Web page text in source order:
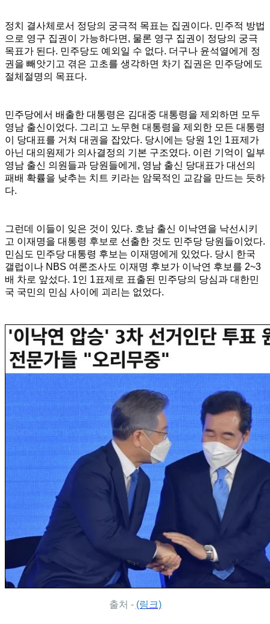
정치 결사체로서 정당의 궁극적 목표는 집권이다. 민주적 방법
으로 영구 집권이 가능하다면, 물론 영구 집권이 정당의 궁극
목표가 된다. 민주당도 예외일 수 없다. 더구나 윤석열에게 정
권을 빼앗기고 겪은 고초를 생각하면 차기 집권은 민주당에도
절체절명의 목표다.
민주당에서 배출한 대통령은 김대중 대통령을 제외하면 모두
영남 출신이었다. 그리고 노무현 대통령을 제외한 모든 대통령
이 당대표를 거쳐 대권을 잡았다. 당시에는 당원 1인 1표제가
아닌 대의원제가 의사결정의 기본 구조였다. 이런 기억이 일부
영남 출신 의원들과 당원들에게, 영남 출신 당대표가 대선의
패배 확률을 낮추는 치트 키라는 암묵적인 교감을 만드는 듯하
다.
그런데 이들이 잊은 것이 있다. 호남 출신 이낙연을 낙선시키
고 이재명을 대통령 후보로 선출한 것도 민주당 당원들이었다.
민심도 민주당 대통령 후보는 이재명에게 있었다. 당시 한국
갤럽이나 NBS 여론조사도 이재명 후보가 이낙연 후보를 2~3
배 차로 앞섰다. 1인 1표제로 표출된 민주당의 당심과 대한민
국 국민의 민심 사이에 괴리는 없었다.
출처 - (링크)